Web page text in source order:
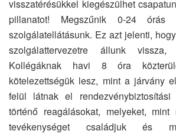
visszatérésükkel kiegészülhet
pillanatot! Megszűnik 0-24 órás
szolgálatellátásunk. Ez azt jelenti,
szolgálattervezetre állunk
Kollégáknak havi 8 óra
kötelezettségük lesz, mint a járvány
felül látnak el rendezvénybiztosítási
történő reagálásokat, melyeket, mint
tevékenységet családjuk és